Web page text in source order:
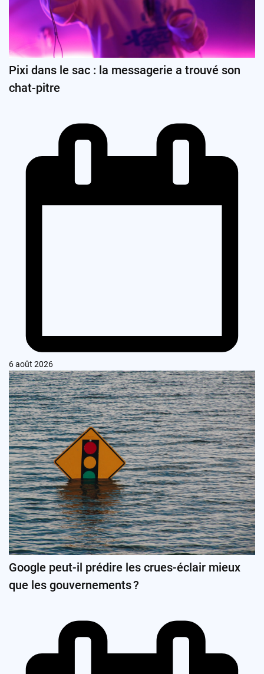
Pixi dans le sac : la messagerie a trouvé son
chat-pitre
6 août 2026
Google peut-il prédire les crues-éclair mieux
que les gouvernements ?